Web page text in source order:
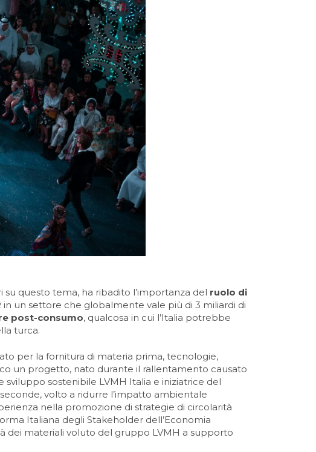
questo tema, ha ribadito l’importanza del ruolo di
un settore che globalmente vale più di 3 miliardi di
post-consumo, qualcosa in cui l’Italia potrebbe
turca.
per la fornitura di materia prima, tecnologie,
un progetto, nato durante il rallentamento causato
sviluppo sostenibile LVMH Italia e iniziatrice del
volto a ridurre l’impatto ambientale
nella promozione di strategie di circolarità
Italiana degli Stakeholder dell’Economia
dei materiali voluto del gruppo LVMH a supporto